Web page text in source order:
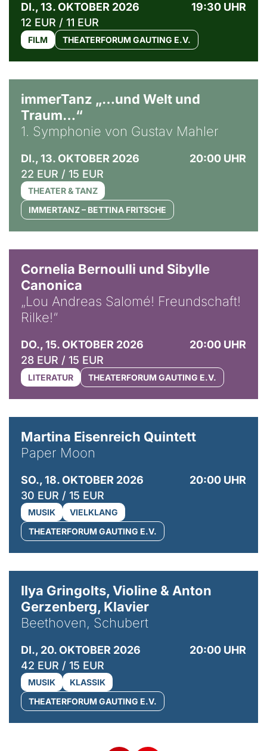
DI., 13. OKTOBER 2026
19:30 UHR
12 EUR / 11 EUR
FILM THEATERFORUM GAUTING E.V.
immerTanz „…und Welt und
Traum…“
1. Symphonie von Gustav Mahler
DI., 13. OKTOBER 2026
20:00 UHR
22 EUR / 15 EUR
THEATER & TANZ
IMMERTANZ – BETTINA FRITSCHE
Cornelia Bernoulli und Sibylle
Canonica
„Lou Andreas Salomé! Freundschaft!
Rilke!“
DO., 15. OKTOBER 2026
20:00 UHR
28 EUR / 15 EUR
LITERATUR THEATERFORUM GAUTING E.V.
Martina Eisenreich Quintett
Paper Moon
SO., 18. OKTOBER 2026
20:00 UHR
30 EUR / 15 EUR
MUSIK
VIELKLANG
THEATERFORUM GAUTING E.V.
Ilya Gringolts, Violine & Anton
Gerzenberg, Klavier
Beethoven, Schubert
DI., 20. OKTOBER 2026
20:00 UHR
42 EUR / 15 EUR
MUSIK
KLASSIK
THEATERFORUM GAUTING E.V.